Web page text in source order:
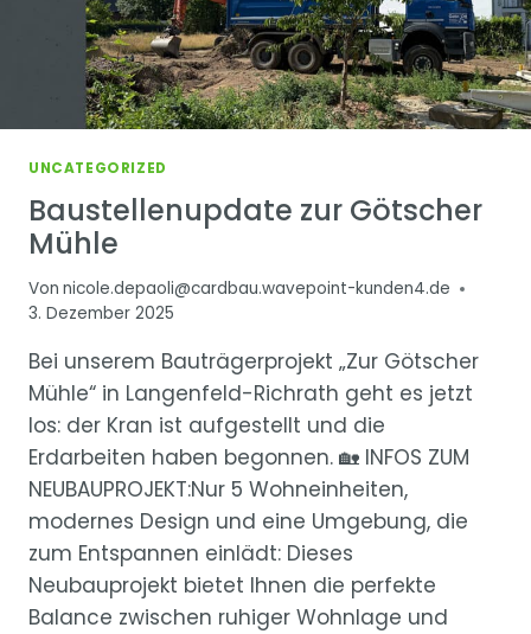
UNCATEGORIZED
Baustellenupdate zur Götscher
Mühle
Von nicole.depaoli@cardbau.wavepoint-kunden4.de
3. Dezember 2025
Bei unserem Bauträgerprojekt „Zur Götscher
Mühle“ in Langenfeld-Richrath geht es jetzt
los: der Kran ist aufgestellt und die
Erdarbeiten haben begonnen. 🏡 INFOS ZUM
NEUBAUPROJEKT:Nur 5 Wohneinheiten,
modernes Design und eine Umgebung, die
zum Entspannen einlädt: Dieses
Neubauprojekt bietet Ihnen die perfekte
Balance zwischen ruhiger Wohnlage und